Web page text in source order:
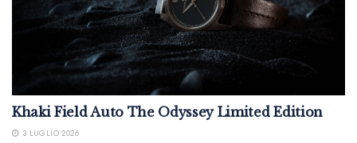
Khaki Field Auto The Odyssey Limited Edition
3 LUGLIO 2026